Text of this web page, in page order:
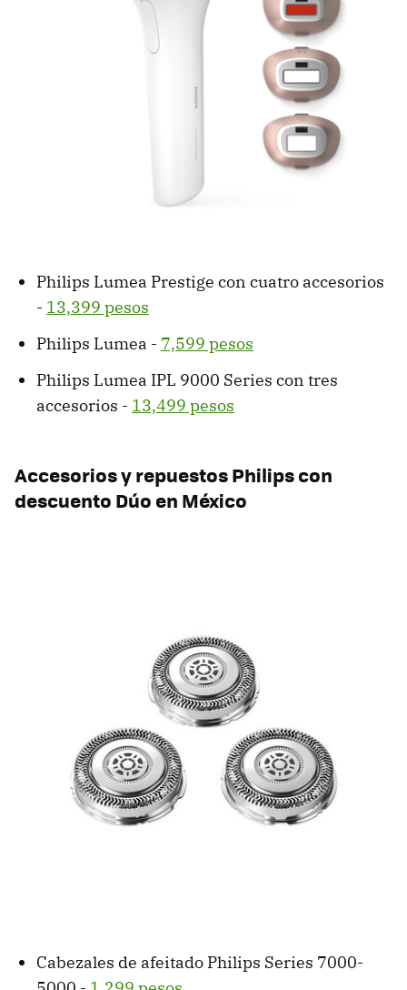
Philips Lumea Prestige con cuatro accesorios
- 13,399 pesos
Philips Lumea - 7,599 pesos
Philips Lumea IPL 9000 Series con tres
accesorios - 13,499 pesos
Accesorios y repuestos Philips con
descuento Dúo en México
Cabezales de afeitado Philips Series 7000-